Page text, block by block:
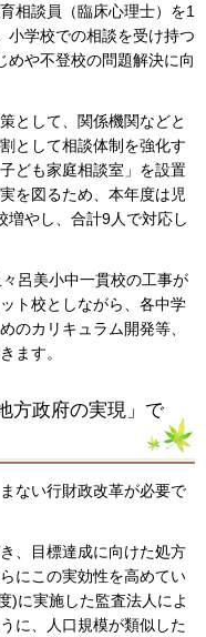
相談員（臨床心理士）を1
小学校での相談を受け持つ
めや不登校の問題解決に向
として、関係機関などと
として相談体制を強化す
ども家庭相談室」を設置
を図るため、本年度は児
増やし、合計9人で対応し
呂美小中一貫校の工事が
ト校としながら、各中学
のカリキュラム開発等、
ます。
方政府の実現」で
ない行財政改革が必要で
、目標達成に向けた処方
にこの実効性を高めてい
)に実施した監査法人によ
に、人口規模が類似した